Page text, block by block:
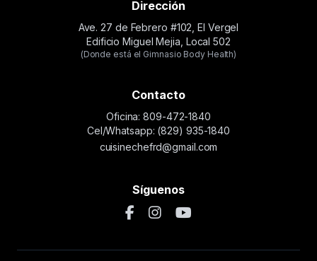
Dirección
Ave. 27 de Febrero #102, El Vergel
Edificio Miguel Mejia, Local 502
(Donde está el Gimnasio Body Health)
Contacto
Oficina: 809-472-1840
Cel/Whatsapp: (829) 935-1840
cuisinechefrd@gmail.com
Síguenos